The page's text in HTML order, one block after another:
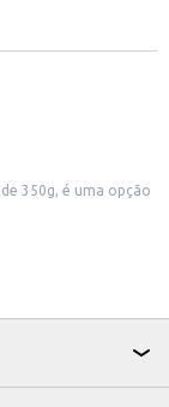
350g, é uma opção
biscoito salgado é
comerciais.
que agrada a